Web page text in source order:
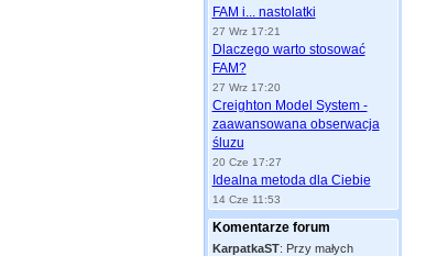
FAM i... nastolatki
27 Wrz 17:21
Dlaczego warto stosować
FAM?
27 Wrz 17:20
Creighton Model System -
zaawansowana obserwacja
śluzu
20 Cze 17:27
Idealna metoda dla Ciebie
14 Cze 11:53
Komentarze forum
KarpatkaST: Przy małych